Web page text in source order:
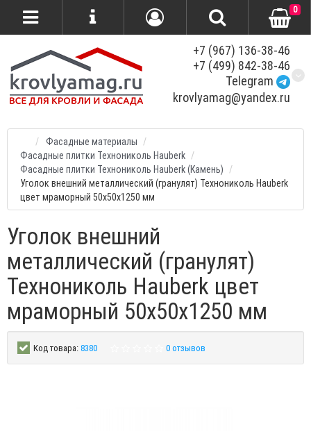
+7 (967) 136-38-46
+7 (499) 842-38-46
Telegram
krovlyamag@yandex.ru
0
Фасадные материалы
Фасадные плитки Технониколь Hauberk
Фасадные плитки Технониколь Hauberk (Камень)
Уголок внешний металлический (гранулят) Технониколь Hauberk
цвет мраморный 50х50х1250 мм
Уголок внешний
металлический (гранулят)
Технониколь Hauberk цвет
мраморный 50х50х1250 мм
Код товара:8380 0 отзывов